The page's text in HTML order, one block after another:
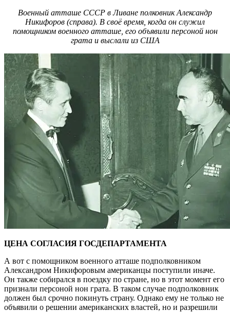
Военный атташе СССР в Ливане полковник Александр
Никифоров (справа). В своё время, когда он служил
помощником военного атташе, его объявили персоной нон
грата и выслали из США
ЦЕНА СОГЛАСИЯ ГОСДЕПАРТАМЕНТА
А вот с помощником военного атташе подполковником
Александром Никифоровым американцы поступили иначе.
Он также собирался в поездку по стране, но в этот момент его
признали персоной нон грата. В таком случае подполковник
должен был срочно покинуть страну. Однако ему не только не
объявили о решении американских властей, но и разрешили